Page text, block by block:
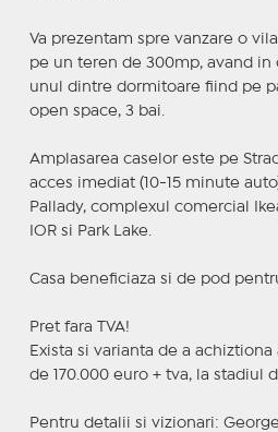
Va prezentam spre vanzare o
pe un teren de 300mp, avand in
unul dintre dormitoare fiind pe
open space, 3 bai.
Amplasarea caselor este pe
acces imediat (10-15 minute
Pallady, complexul comercial
IOR si Park Lake.
Casa beneficiaza si de pod
Pret fara TVA!
Exista si varianta de a achiztiona
de 170.000 euro + tva, la stadiul
Pentru detalii si vizionari: